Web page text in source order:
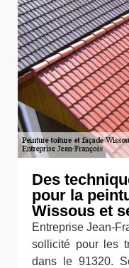
Des
pour la
Wissous et
Entreprise Jean-
sollicité pour les
dans le 91320.